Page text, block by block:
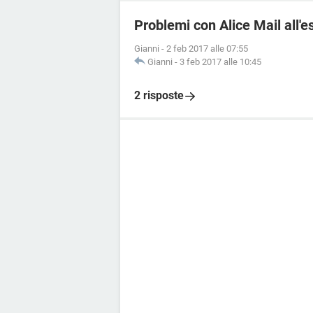
Problemi con Alice Mail
Gianni - 2 feb 2017 alle 07:55
Gianni - 3 feb 2017 alle 10:45
2 risposte